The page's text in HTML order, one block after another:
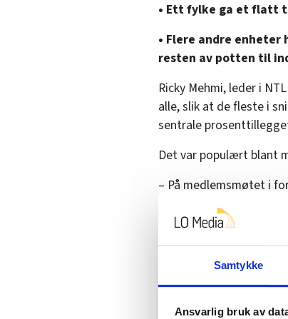
Samtykke
Ansvarlig bruk av
• Ett fylke ga et flatt
• Flere andre
resten av potten til
Ricky Mehmi, leder i
alle, slik at de fleste i
sentrale
Det var populært blant
– På medlemsmøtet i
Da vi satte oss ned
dag. De ønsket nok
Bekymra for
Berg har inntrykk av at